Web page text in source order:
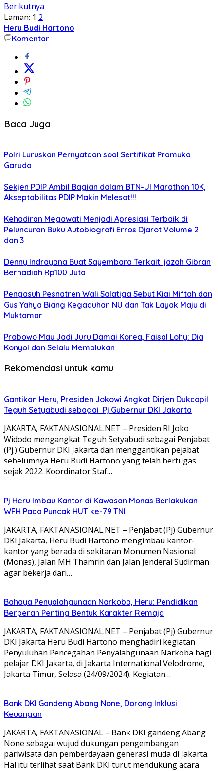
Berikutnya
Laman: 1 2
Heru Budi Hartono
Komentar
Baca Juga
Polri Luruskan Pernyataan soal Sertifikat Pramuka
Garuda
Sekjen PDIP Ambil Bagian dalam BTN-UI Marathon 10K,
Akseptabilitas PDIP Makin Melesat!!!
Kehadiran Megawati Menjadi Apresiasi Terbaik di
Peluncuran Buku Autobiografi Erros Djarot Volume 2
dan 3
Denny Indrayana Buat Sayembara Terkait Ijazah Gibran
Berhadiah Rp100 Juta
Pengasuh Pesnatren Wali Salatiga Sebut Kiai Miftah dan
Gus Yahya Biang Kegaduhan NU dan Tak Layak Maju di
Muktamar
Prabowo Mau Jadi Juru Damai Korea, Faisal Lohy: Dia
Konyol dan Selalu Memalukan
Rekomendasi untuk kamu
Gantikan Heru, Presiden Jokowi Angkat Dirjen Dukcapil
Teguh Setyabudi sebagai Pj Gubernur DKI Jakarta
JAKARTA, FAKTANASIONAL.NET – Presiden RI Joko
Widodo mengangkat Teguh Setyabudi sebagai Penjabat
(Pj.) Gubernur DKI Jakarta dan menggantikan pejabat
sebelumnya Heru Budi Hartono yang telah bertugas
sejak 2022. Koordinator Staf…
Pj Heru Imbau Kantor di Kawasan Monas Berlakukan
WFH Pada Puncak HUT ke-79 TNI
JAKARTA, FAKTANASIONAL.NET – Penjabat (Pj) Gubernur
DKI Jakarta, Heru Budi Hartono mengimbau kantor-
kantor yang berada di sekitaran Monumen Nasional
(Monas), Jalan MH Thamrin dan Jalan Jenderal Sudirman
agar bekerja dari…
Bahaya Penyalahgunaan Narkoba, Heru: Pendidikan
Berperan Penting Bentuk Karakter Remaja
JAKARTA, FAKTANASIONAL.NET – Penjabat (Pj) Gubernur
DKI Jakarta Heru Budi Hartono menghadiri kegiatan
Penyuluhan Pencegahan Penyalahgunaan Narkoba bagi
pelajar DKI Jakarta, di Jakarta International Velodrome,
Jakarta Timur, Selasa (24/09/2024). Kegiatan…
Bank DKI Gandeng Abang None, Dorong Inklusi
Keuangan
JAKARTA, FAKTANASIONAL – Bank DKI gandeng Abang
None sebagai wujud dukungan pengembangan
pariwisata dan pemberdayaan generasi muda di Jakarta.
Hal itu terlihat saat Bank DKI turut mendukung acara